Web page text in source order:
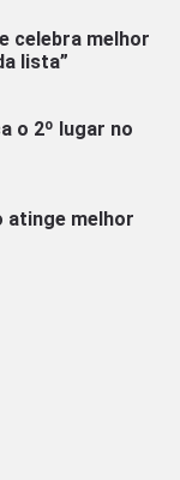
celebra melhor
lista”
o 2º lugar no
atinge melhor